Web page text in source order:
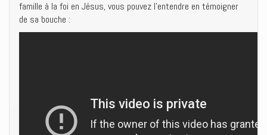
famille à la foi en Jésus, vous pouvez l’entendre en témoigner
de sa bouche :